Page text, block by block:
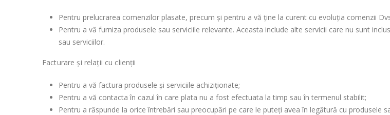
Pentru prelucrarea comenzilor plasate, precum și pentru a vă ține la curent cu evoluția comenzii
Pentru a vă furniza produsele sau serviciile relevante. Aceasta include alte servicii care nu sunt
sau serviciilor.
Facturare și relații cu clienții
Pentru a vă factura produsele și serviciile achiziționate;
Pentru a vă contacta în cazul în care plata nu a fost efectuata la timp sau în termenul stabilit;
Pentru a răspunde la orice întrebări sau preocupări pe care le puteți avea în legătură cu produsele